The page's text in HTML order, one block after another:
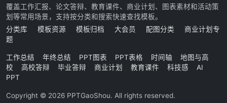
覆盖工作汇报、论文答辩、教育课件、商业计划、图表素材和活动策
划等常用场景，支持按分类和搜索快速查找模板。
分类库
模板资源 模板归档 大会员 配图分类
商业计划专
题
工作总结 年终总结 PPT图表 PPT表格 时间轴
地图与高
校
高校答辩 毕业答辩 商业计划 教育课件 科技感
AI
PPT
Copyright © 2026 PPTGaoShou. All rights reserved.